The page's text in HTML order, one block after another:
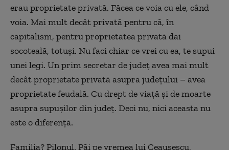
erau proprietate privată. Făcea ce voia cu ele, când
voia. Mai mult decât privată pentru că, în
capitalism, pentru proprietatea privată dai
socoteală, totuși. Nu faci chiar ce vrei cu ea, te supui
unei legi. Un prim secretar de județ avea mai mult
decât proprietate privată asupra județului – avea
proprietate feudală. Cu drept de viață și de moarte
asupra supușilor din județ. Deci nu, nici aceasta nu
este o diferență.
Familia? Pilonul. Păi pe vremea lui Ceaușescu,